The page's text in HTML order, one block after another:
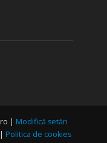
| Modifică setări
| Politica de cookies